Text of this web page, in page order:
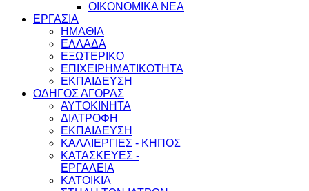
ΟΙΚΟΝΟΜΙΚΑ ΝΕΑ
ΕΡΓΑΣΙΑ
ΗΜΑΘΙΑ
ΕΛΛΑΔΑ
ΕΞΩΤΕΡΙΚΟ
ΕΠΙΧΕΙΡΗΜΑΤΙΚΟΤΗΤΑ
ΕΚΠΑΙΔΕΥΣΗ
ΟΔΗΓΟΣ ΑΓΟΡΑΣ
ΑΥΤΟΚΙΝΗΤΑ
ΔΙΑΤΡΟΦΗ
ΕΚΠΑΙΔΕΥΣΗ
ΚΑΛΛΙΕΡΓΙΕΣ - ΚΗΠΟΣ
ΚΑΤΑΣΚΕΥΕΣ -
ΕΡΓΑΛΕΙΑ
ΚΑΤΟΙΚΙΑ